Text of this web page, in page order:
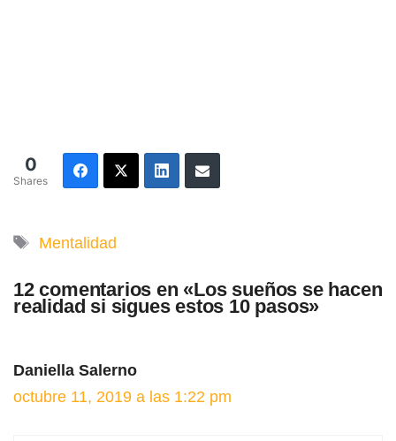
0
Shares
Etiquetas
Mentalidad
12 comentarios en «Los sueños se hacen
realidad si sigues estos 10 pasos»
Daniella Salerno
octubre 11, 2019 a las 1:22 pm